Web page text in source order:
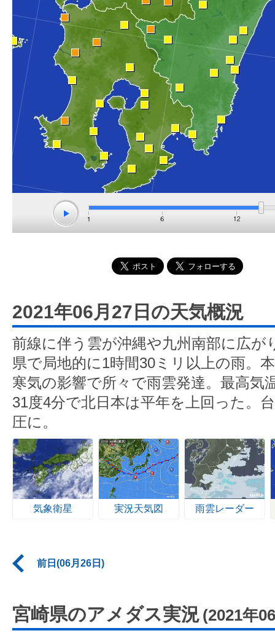
2021年06月27日の天気概況
前線に伴う雲が沖縄や九州南部に広が
県で局地的に1時間30ミリ以上の雨。
寒気の影響で所々で雨雲発達。最高気
31度4分で北日本は平年を上回った。
圧に。
気象衛星 実況天気図 雨雲レーダー
前日(06月26日)
宮崎県のアメダス実況 (2021年